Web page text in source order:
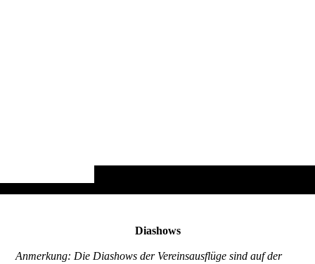
Diashows
Anmerkung: Die Diashows der Vereinsausflüge sind auf der